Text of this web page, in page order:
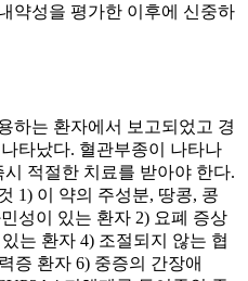
약성을 평가한 이후에 신중하
하는 환자에서 보고되었고 경
타났다. 혈관부종이 나타나
적절한 치료를 받아야 한다.
1) 이 약의 주성분, 땅콩, 콩
성이 있는 환자 2) 요폐 증상
는 환자 4) 조절되지 않는 협
증 환자 6) 중증의 간장애